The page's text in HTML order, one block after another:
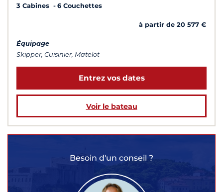
3 Cabines 6 Couchettes
à partir de 20 577 €
Équipage
Skipper, Cuisinier, Matelot
Entrez vos dates
Voir le bateau
Besoin d'un conseil ?